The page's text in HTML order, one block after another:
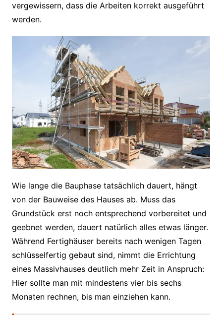
vergewissern, dass die Arbeiten korrekt ausgeführt
werden.
Wie lange die Bauphase tatsächlich dauert, hängt
von der Bauweise des Hauses ab. Muss das
Grundstück erst noch entsprechend vorbereitet und
geebnet werden, dauert natürlich alles etwas länger.
Während Fertighäuser bereits nach wenigen Tagen
schlüsselfertig gebaut sind, nimmt die Errichtung
eines Massivhauses deutlich mehr Zeit in Anspruch:
Hier sollte man mit mindestens vier bis sechs
Monaten rechnen, bis man einziehen kann.